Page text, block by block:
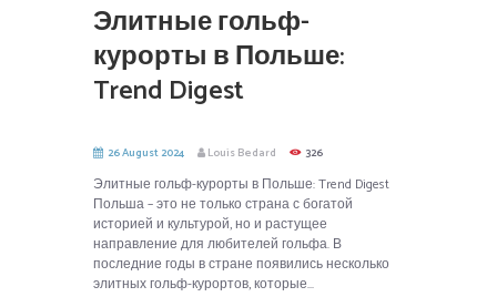
Элитные гольф-
курорты в Польше:
Trend Digest
26 August 2024 Louis Bedard 326
Элитные гольф-курорты в Польше: Trend Digest
Польша – это не только страна с богатой
историей и культурой, но и растущее
направление для любителей гольфа. В
последние годы в стране появились несколько
элитных гольф-курортов, которые...